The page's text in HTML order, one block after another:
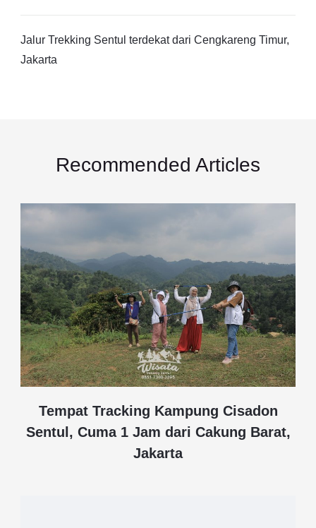
Jalur Trekking Sentul terdekat dari Cengkareng Timur,
Jakarta
Recommended Articles
Tempat Tracking Kampung Cisadon
Sentul, Cuma 1 Jam dari Cakung Barat,
Jakarta